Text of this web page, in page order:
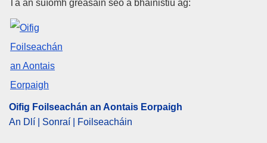
Oifig Foilseachán an Aontais
Tá an suíomh gréasáin seo á bhainistiú ag:
Oifig Foilseachán an Aontais Eorpaigh
An Dlí | Sonraí | Foilseacháin